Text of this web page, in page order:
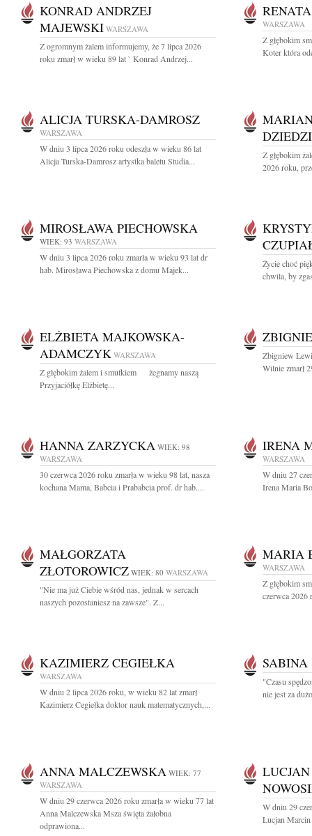
KONRAD ANDRZEJ
MAJEWSKI WARSZAWA
Z ogromnym żalem informujemy, że 7 lipca 2026
roku zmarł w wieku 89 lat ` Konrad Andrzej...
WARSZAWA
Z głębokim
Koter która
ALICJA TURSKA-DAMROSZ
WARSZAWA
W dniu 3 lipca 2026 roku odeszła w wieku 86 lat
Alicja Turska-Damrosz artystka baletu Studia...
Z głębokim
2026 roku,
MIROSŁAWA PIECHOWSKA
WIEK: 93 WARSZAWA
W dniu 3 lipca 2026 roku zmarła w wieku 93 lat dr
hab. Mirosława Piechowska z domu Majek...
Życie choć
chwila, by
ELŻBIETA MAJKOWSKA-
ADAMCZYK WARSZAWA
Z głębokim żalem i smutkiem żegnamy naszą
Przyjaciółkę Elżbietę...
Zbigniew
Wilnie zmarł
HANNA ZARZYCKA WIEK: 98
WARSZAWA
30 czerwca 2026 roku zmarła w wieku 98 lat, nasza
kochana Mama, Babcia i Prababcia prof. dr hab....
IRENA
WARSZAWA
W dniu 27
Irena Maria
MAŁGORZATA
ZŁOTOROWICZ WIEK: 80 WARSZAWA
"Nie ma już Ciebie wśród nas, jednak w sercach
naszych pozostaniesz na zawsze". Z...
MARIA
WARSZAWA
Z głębokim
czerwca 2026
KAZIMIERZ CEGIEŁKA
WARSZAWA
W dniu 2 lipca 2026 roku, w wieku 82 lat zmarł
Kazimierz Cegiełka doktor nauk matematycznych,...
SABINA
"Czasu
nie jest za
ANNA MALCZEWSKA WIEK: 77
WARSZAWA
W dniu 29 czerwca 2026 roku zmarła w wieku 77 lat
Anna Malczewska Msza święta żałobna
odprawiona...
W dniu 29
Lucjan